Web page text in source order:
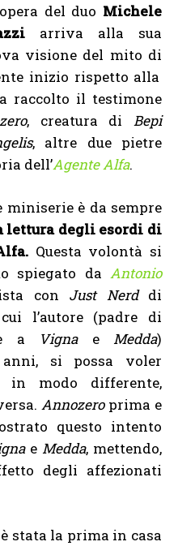
del duo Michele
arriva alla sua
visione del mito di
inizio rispetto alla
raccolto il testimone
, creatura di Bepi
, altre due pietre
dell’Agente Alfa.
miniserie è da sempre
lettura degli esordi di
Questa volontà si
spiegato da Antonio
con Just Nerddi
l’autore (padre di
a Vignae Medda)
anni, si possa voler
in modo differente,
Annozeroprima e
questo intento
e Medda, mettendo,
degli affezionati
stata la prima in casa